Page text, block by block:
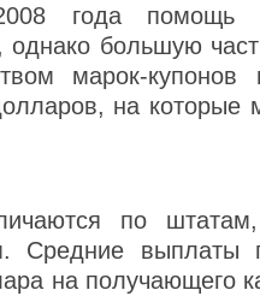
года помощь
однако большую
марок-
на которые
по штатам,
Средние
на получающего